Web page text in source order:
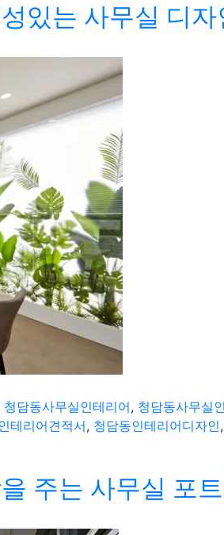
있는 사무실 디자
청담동사무실인테리어, 청담동사무실
테리어견적서, 청담동인테리어디자인,
주는 사무실 포